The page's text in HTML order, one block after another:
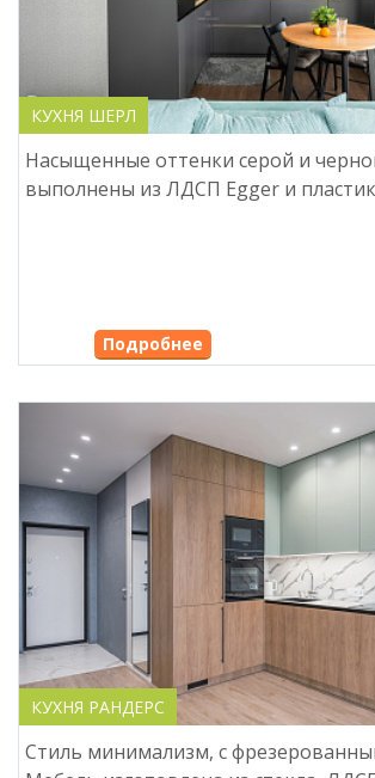
КУХНЯ ШЕРЛ
Насыщенные оттенки серой и
выполнены из ЛДСП Egger и
Подробнее
КУХНЯ РАНДЕРС
Стиль минимализм, с